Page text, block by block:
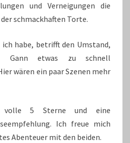
und Verneigungen die
schmackhaften Torte.
habe, betrifft den Umstand,
Gann etwas zu schnell
wären ein paar Szenen mehr
volle 5 Sterne und eine
Ich freue mich
Abenteuer mit den beiden.